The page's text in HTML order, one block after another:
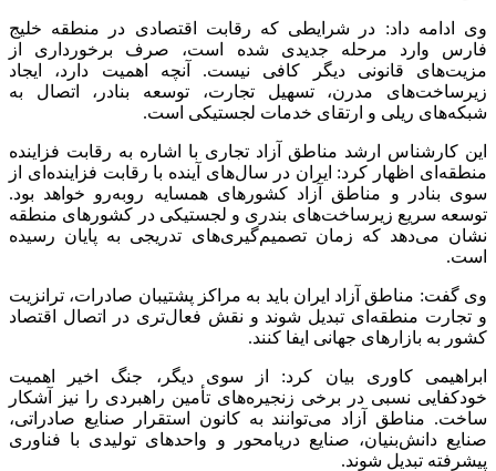
وی ادامه داد: در شرایطی که رقابت اقتصادی در منطقه خلیج
فارس وارد مرحله جدیدی شده است، صرف برخورداری از
مزیت‌های قانونی دیگر کافی نیست. آنچه اهمیت دارد، ایجاد
زیرساخت‌های مدرن، تسهیل تجارت، توسعه بنادر، اتصال به
شبکه‌های ریلی و ارتقای خدمات لجستیکی است.
این کارشناس ارشد مناطق آزاد تجاری با اشاره به رقابت فزاینده
منطقه‌ای اظهار کرد: ایران در سال‌های آینده با رقابت فزاینده‌ای از
سوی بنادر و مناطق آزاد کشورهای همسایه روبه‌رو خواهد بود.
توسعه سریع زیرساخت‌های بندری و لجستیکی در کشورهای منطقه
نشان می‌دهد که زمان تصمیم‌گیری‌های تدریجی به پایان رسیده
است.
وی گفت: مناطق آزاد ایران باید به مراکز پشتیبان صادرات، ترانزیت
و تجارت منطقه‌ای تبدیل شوند و نقش فعال‌تری در اتصال اقتصاد
کشور به بازارهای جهانی ایفا کنند.
ابراهیمی کاوری بیان کرد: از سوی دیگر، جنگ اخیر اهمیت
خودکفایی نسبی در برخی زنجیره‌های تأمین راهبردی را نیز آشکار
ساخت. مناطق آزاد می‌توانند به کانون استقرار صنایع صادراتی،
صنایع دانش‌بنیان، صنایع دریامحور و واحدهای تولیدی با فناوری
پیشرفته تبدیل شوند.